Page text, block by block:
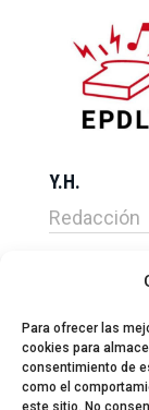
Para ofrecer las
cookies para
consentimiento de
como el
este sitio. No
Y.H.
Redacción